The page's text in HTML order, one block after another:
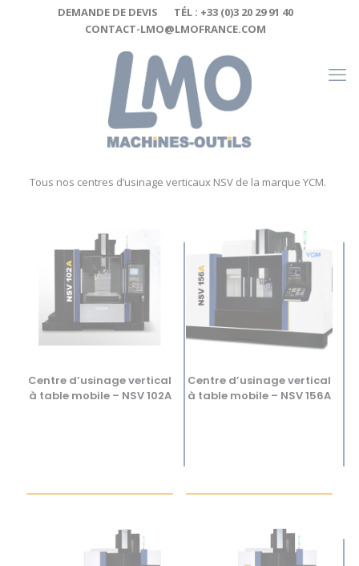
DEMANDE DE DEVIS
TÉL : +33 (0)3 20 29 91 40
CONTACT-LMO@LMOFRANCE.COM
Tous nos centres d’usinage verticaux NSV de la marque YCM.
Centre d’usinage vertical
à table mobile – NSV 102A
Centre d’usinage vertical
à table mobile – NSV 156A
Cookies management panel